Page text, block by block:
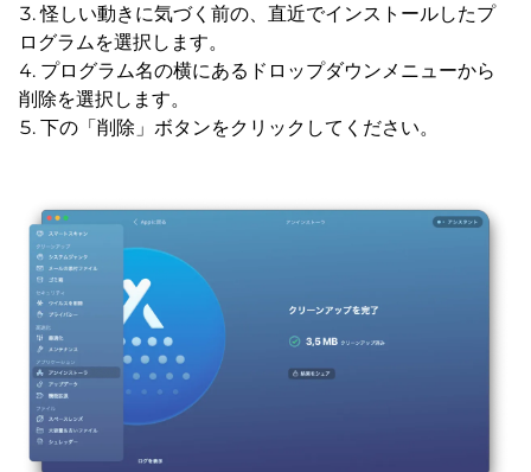
怪しい動きに気づく前の、直近でインストールしたプ
ログラムを選択します。
プログラム名の横にあるドロップダウンメニューから
削除を選択します。
下の「削除」ボタンをクリックしてください。